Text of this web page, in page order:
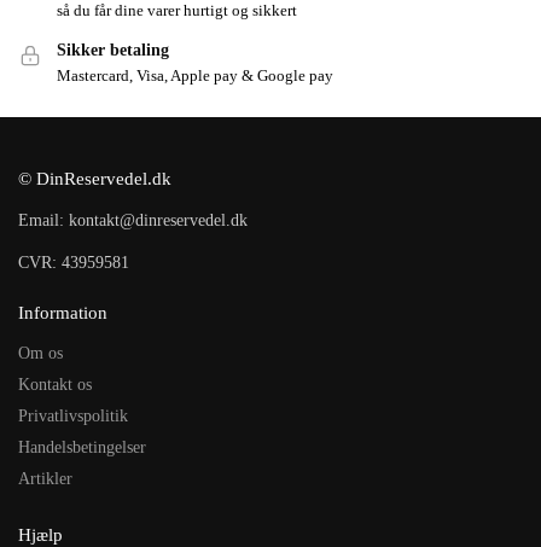
så du får dine varer hurtigt og sikkert
Sikker betaling
Mastercard, Visa, Apple pay & Google pay
© DinReservedel.dk
Email: kontakt@dinreservedel.dk
CVR: 43959581
Information
Om os
Kontakt os
Privatlivspolitik
Handelsbetingelser
Artikler
Hjælp